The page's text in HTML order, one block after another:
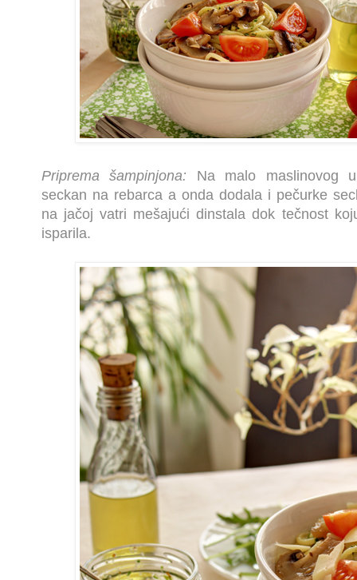
Priprema šampinjona: Na malo maslinovog
seckan na rebarca a onda dodala i pečurke
na jačoj vatri mešajući dinstala dok tečnost
isparila.